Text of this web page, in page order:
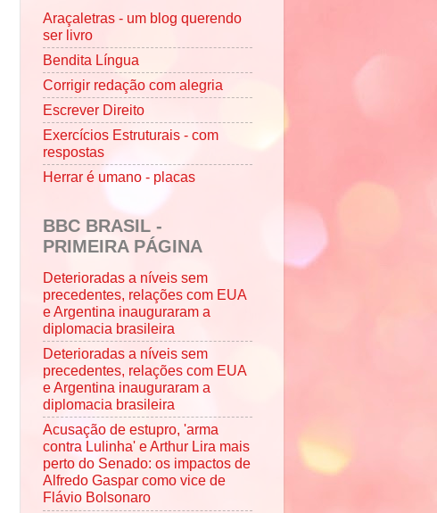
Araçaletras - um blog querendo
ser livro
Bendita Língua
Corrigir redação com alegria
Escrever Direito
Exercícios Estruturais - com
respostas
Herrar é umano - placas
BBC BRASIL -
PRIMEIRA PÁGINA
Deterioradas a níveis sem
precedentes, relações com EUA
e Argentina inauguraram a
diplomacia brasileira
Deterioradas a níveis sem
precedentes, relações com EUA
e Argentina inauguraram a
diplomacia brasileira
Acusação de estupro, 'arma
contra Lulinha' e Arthur Lira mais
perto do Senado: os impactos de
Alfredo Gaspar como vice de
Flávio Bolsonaro